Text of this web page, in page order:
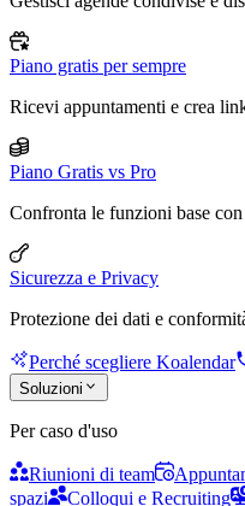
Piano gratis per sempre
Ricevi appuntamenti e crea
Piano Gratis vs Pro
Confronta le funzioni base
Sicurezza e Privacy
Protezione dei dati e
Perché scegliere Koalendar
Soluzioni
Per caso d'uso
Riunioni di team
spazi
Colloqui e Recruiting